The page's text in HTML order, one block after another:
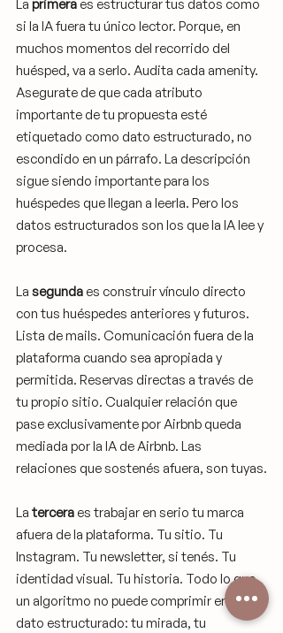
La primera es estructurar tus datos como
si la IA fuera tu único lector. Porque, en
muchos momentos del recorrido del
huésped, va a serlo. Audita cada amenity.
Asegurate de que cada atributo
importante de tu propuesta esté
etiquetado como dato estructurado, no
escondido en un párrafo. La descripción
sigue siendo importante para los
huéspedes que llegan a leerla. Pero los
datos estructurados son los que la IA lee y
procesa.
La segunda es construir vínculo directo
con tus huéspedes anteriores y futuros.
Lista de mails. Comunicación fuera de la
plataforma cuando sea apropiada y
permitida. Reservas directas a través de
tu propio sitio. Cualquier relación que
pase exclusivamente por Airbnb queda
mediada por la IA de Airbnb. Las
relaciones que sostenés afuera, son tuyas.
La tercera es trabajar en serio tu marca
afuera de la plataforma. Tu sitio. Tu
Instagram. Tu newsletter, si tenés. Tu
identidad visual. Tu historia. Todo lo que
un algoritmo no puede comprimir en un
dato estructurado: tu mirada, tu